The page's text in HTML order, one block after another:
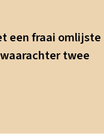
een fraai omlijste
twee